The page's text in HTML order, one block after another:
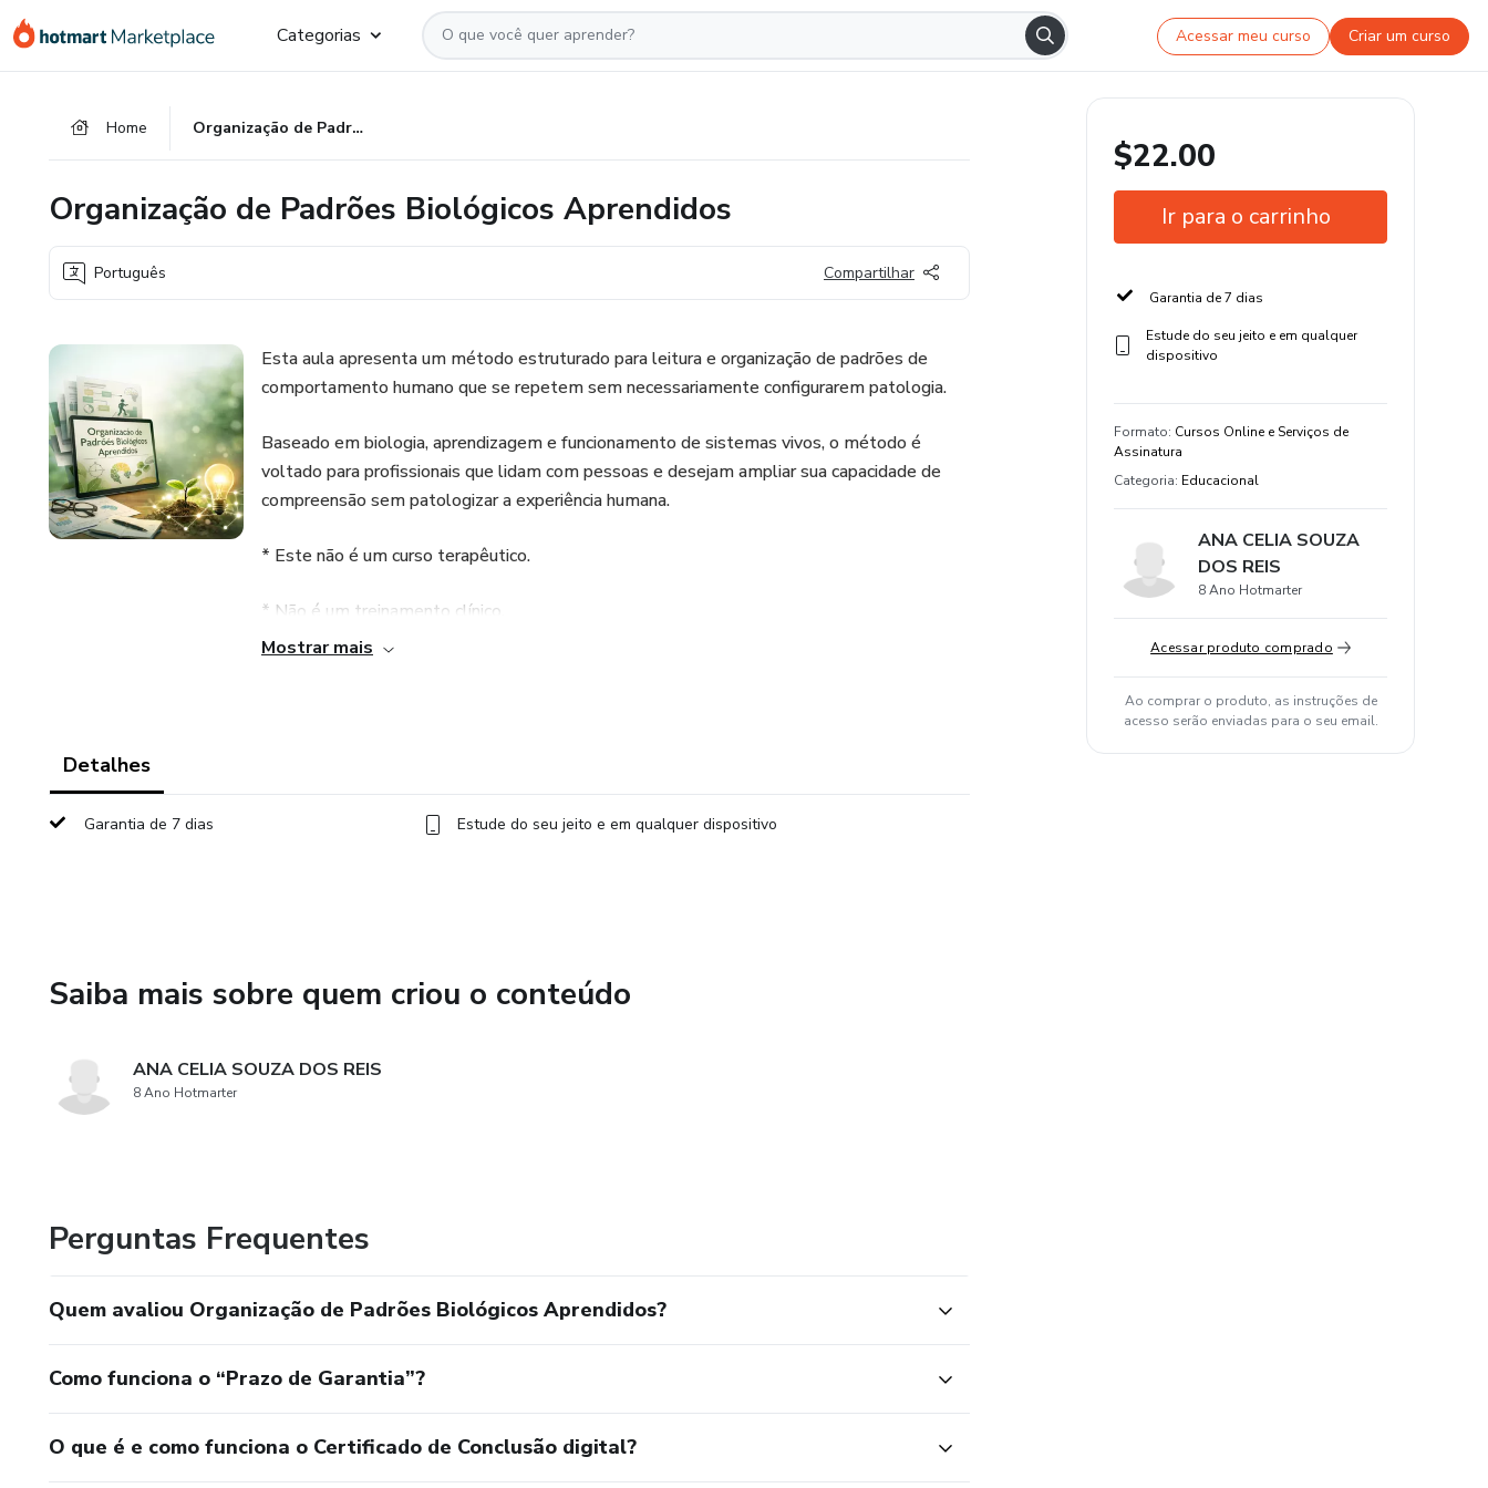
para
para
para
Categorias Acessar meu curso Criar um curso
Home Organização de Padrões Biológicos Aprendidos
Organização de Padrões Biológicos Aprendidos
Português Compartilhar
Esta aula apresenta um método estruturado para leitura e organização de padrões de
comportamento humano que se repetem sem necessariamente configurarem patologia.
Baseado em biologia, aprendizagem e funcionamento de sistemas vivos, o método é
voltado para profissionais que lidam com pessoas e desejam ampliar sua capacidade de
compreensão sem patologizar a experiência humana.
* Este não é um curso terapêutico.
* Não é um treinamento clínico.
A partir de uma abordagem biológica e sistêmica, a aula apresenta o Método de
corpo aprende, repete e sustenta comportamentos ao longo do tempo.
4. Por que o controle excessivo paralisa
5. Como funcionam as válvulas de escape
O método não substitui a clínica, a terapia ou o acompanhamento médico.
Mostrar mais
Detalhes
Garantia de 7 dias Estude do seu jeito e em qualquer dispositivo
Saiba mais sobre quem criou o conteúdo
ANA CELIA SOUZA DOS REIS
8 Ano Hotmarter
Perguntas Frequentes
Quem avaliou Organização de Padrões Biológicos Aprendidos?
Como funciona o “Prazo de Garantia”?
O que é e como funciona o Certificado de Conclusão digital?
$22.00
Ir para o carrinho
Garantia de 7 dias
Estude do seu jeito e em qualquer
dispositivo
Formato: Cursos Online e Serviços de
Assinatura
Categoria: Educacional
ANA CELIA SOUZA
DOS REIS
8 Ano Hotmarter
Acessar produto comprado
Ao comprar o produto, as instruções de
acesso serão enviadas para o seu email.